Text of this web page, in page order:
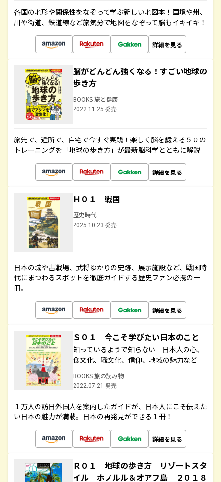
各国の地形や関係性をなぞって学ぶ新しい地図本！国境や州、
川や街道、鉄道線など旅気分で地図をなぞって脳もイキイキ！
詳細を見る
脳がどんどん強くなる！すごい地球の
歩き方
BOOKS 旅と健康
2022.11.25 発売
旅先で、近所で、自宅で今すぐ実践！楽しく脳を鍛える５０の
トレーニングを「地球の歩き方」が最新脳科学とともに解説
詳細を見る
Ｈ０１ 戦国
歴史時代
2025.10.23 発売
日本の城や古戦場、武将ゆかりの史跡、展示施設など、戦国時
代にまつわるスポットを徹底ガイドする歴史ファン必携の一
冊。
詳細を見る
Ｓ０１ 今こそ学びたい日本のこと
知っているようで知らない 日本人の心、
食文化、職文化、信仰、地域の魅力など
BOOKS 旅の読み物
2022.07.21 発売
１万人の訪日外国人を案内したガイドが、日本人にこそ伝えた
い日本の魅力が満載。日本の再発見ができる１冊！
詳細を見る
Ｒ０１ 地球の歩き方 リゾートスタ
イル ホノルル＆オアフ島 ２０１８